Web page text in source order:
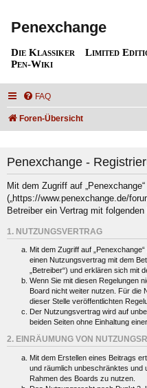
Penexchange
Die Klassiker Limited
Pen-Wiki
FAQ
Foren-Übersicht
Penexchange -
Mit dem Zugriff auf „Penexchange“
(„https://www.penexchange.de/
Betreiber ein Vertrag mit
1. NUTZUNGSVERTRAG
Mit dem Zugriff auf
einen Nutzungsvertrag mit dem
„Betreiber“) und erklären sich mit
Wenn Sie mit diesen Regelungen
Board nicht weiter nutzen. Für die
dieser Stelle veröffentlichten
Der Nutzungsvertrag wird auf
beiden Seiten ohne Einhaltung
2. EINRÄUMUNG VON
Mit dem Erstellen eines Beitrags
und räumlich unbeschränktes und
Rahmen des Boards zu nutzen.